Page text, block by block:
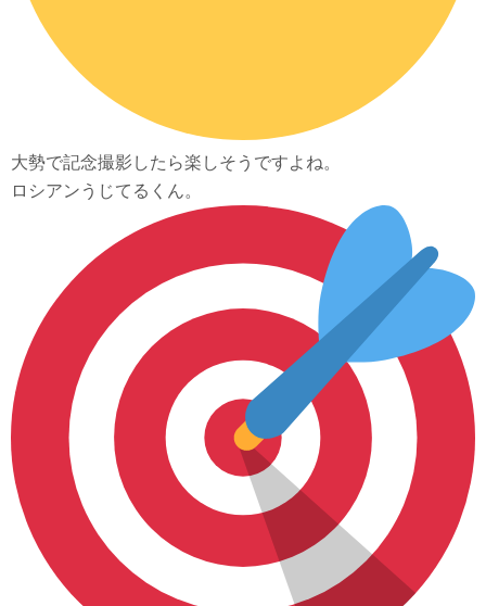
大勢で記念撮影したら楽しそうですよね。
ロシアンうじてるくん。